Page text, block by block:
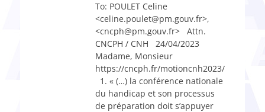
To: POULET Celine
<celine.poulet@pm.gouv.fr>,
<cncph@pm.gouv.fr> Attn.
CNCPH / CNH​​ 24/04/2023
Madame, Monsieur
https://cncph.fr/motioncnh2023/
1. « (…) la conférence nationale
du handicap et son processus
de préparation doit s’appuyer